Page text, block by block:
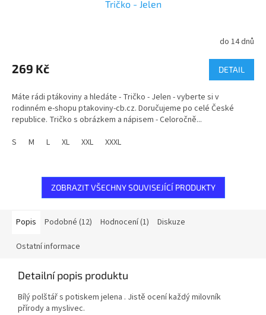
Tričko - Jelen
do 14 dnů
269 Kč DETAIL
Máte rádi ptákoviny a hledáte - Tričko - Jelen - vyberte si v
rodinném e-shopu ptakoviny-cb.cz. Doručujeme po celé České
republice. Tričko s obrázkem a nápisem - Celoročně...
S
M L XL XXL XXXL
ZOBRAZIT VŠECHNY SOUVISEJÍCÍ PRODUKTY
Popis Podobné (12) Hodnocení (1) Diskuze
Ostatní informace
Detailní popis produktu
Bílý polštář s potiskem jelena . Jistě ocení každý milovník
přírody a myslivec.